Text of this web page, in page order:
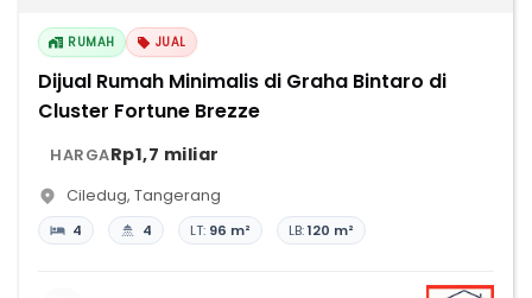
RUMAH JUAL
Dijual Rumah Minimalis di Graha Bintaro di
Cluster Fortune Brezze
HARGARp1,7 miliar
Ciledug, Tangerang
4 4 LT: 96 m² LB:120 m²